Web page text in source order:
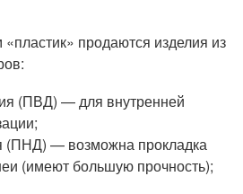
продаются изделия из
(ПВД) — для внутренней
(ПНД) — возможна прокладка
(имеют большую прочность);